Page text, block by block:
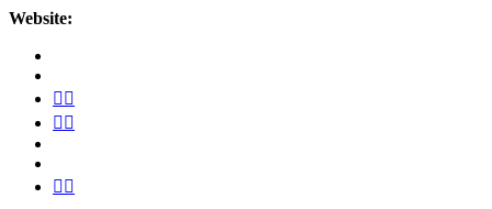
Website: